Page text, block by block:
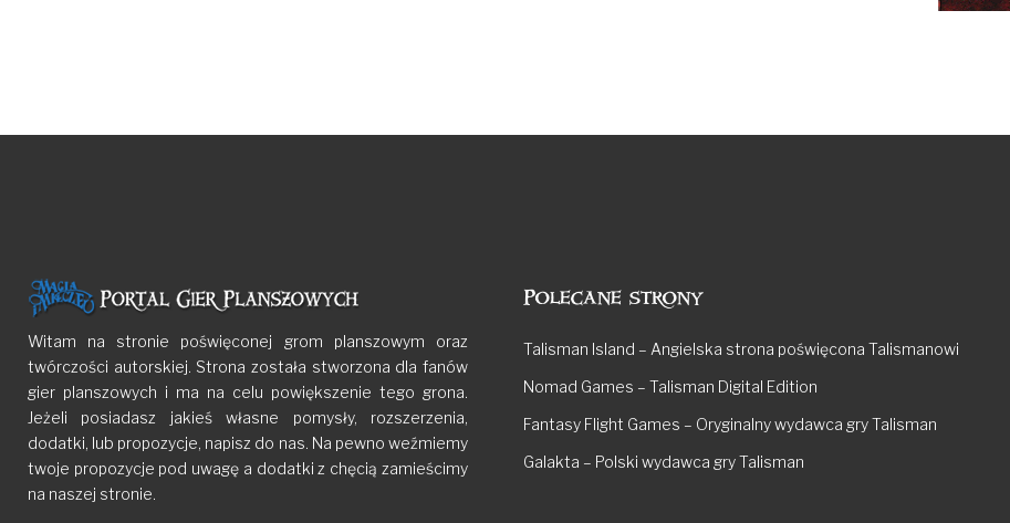
Witam na stronie poświęconej grom planszowym oraz
twórczości autorskiej. Strona została stworzona dla fanów
gier planszowych i ma na celu powiększenie tego grona.
Jeżeli posiadasz jakieś własne pomysły, rozszerzenia,
dodatki, lub propozycje, napisz do nas. Na pewno weźmiemy
twoje propozycje pod uwagę a dodatki z chęcią zamieścimy
na naszej stronie.
Polecane strony
Talisman Island – Angielska strona poświęcona Talismanowi
Nomad Games – Talisman Digital Edition
Fantasy Flight Games – Oryginalny wydawca gry Talisman
Galakta – Polski wydawca gry Talisman